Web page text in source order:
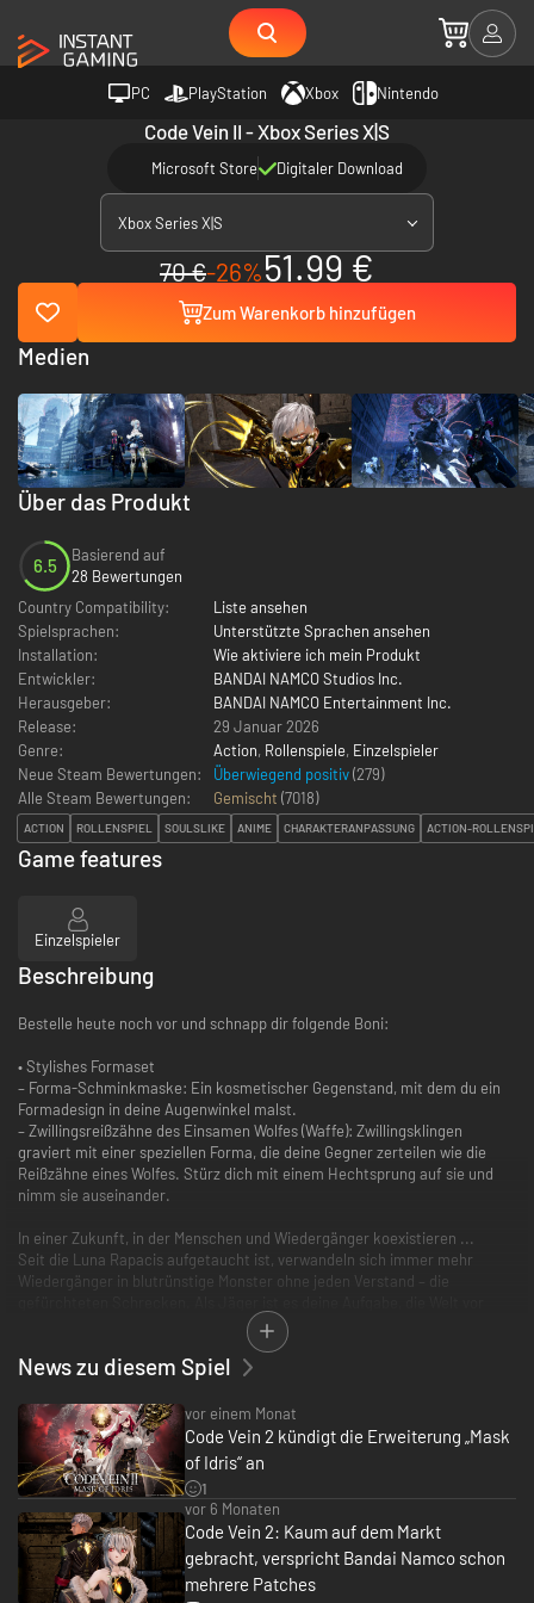
PC PlayStation Xbox Nintendo
Code Vein II - Xbox Series X|S
Microsoft Store Digitaler Download
Xbox Series X|S
70 €-26%51.99 €
Zum Warenkorb hinzufügen
Über das Produkt
6.5
Basierend auf
28 Bewertungen
Country Compatibility:
Liste ansehen
Spielsprachen:
Unterstützte Sprachen ansehen
Installation:
Wie aktiviere ich mein Produkt
Entwickler:
BANDAI NAMCO Studios Inc.
Herausgeber:
BANDAI NAMCO Entertainment Inc.
Release:
29 Januar 2026
Genre:
Action, Rollenspiele, Einzelspieler
Neue Steam Bewertungen:
Überwiegend positiv(279)
Alle Steam Bewertungen:
Gemischt (7018)
ACTION ROLLENSPIEL SOULSLIKE ANIME CHARAKTERANPASSUNG ACTION-
Medien
Game features
Einzelspieler
Beschreibung
Bestelle heute noch vor und schnapp dir folgende Boni:
• Stylishes Formaset
– Forma-Schminkmaske: Ein kosmetischer Gegenstand, mit dem du ein
Formadesign in deine Augenwinkel malst.
– Zwillingsreißzähne des Einsamen Wolfes (Waffe): Zwillingsklingen
graviert mit einer speziellen Forma, die deine Gegner zerteilen wie die
Reißzähne eines Wolfes. Stürz dich mit einem Hechtsprung auf sie und
nimm sie auseinander.
In einer Zukunft, in der Menschen und Wiedergänger koexistieren ...
Seit die Luna Rapacis aufgetaucht ist, verwandeln sich immer mehr
Wiedergänger in blutrünstige Monster ohne jeden Verstand – die
dem unausweichlich scheinenden Untergang zu retten. Deine einzige
Chance ist ein Mädchen namens Lou, das mit seinen Fähigkeiten die Zeit
manipulieren kann.
Ein episches Abenteuer erwartet dich, in dem du mit Partnern deiner
Wahl eine postapokalyptische Welt erkundest, hitzige Schlachten gegen
mächtige Gegner schlägst und eine fesselnde Geschichte aufdeckst, die
sogar die Grenzen der Zeit überschreitet.
• Eine Reise durch die Zeit
Deine Suche nach Hinweisen, wie sich der drohende Weltuntergang
vielleicht noch aufhalten lässt, führt dich sowohl durch die Gegenwart als
auch durch die Vergangenheit. Ändere das Schicksal wichtiger
News zu diesem Spiel
vor einem Monat
Code Vein 2 kündigt die Erweiterung „Mask
of Idris“ an
1
vor 6 Monaten
Code Vein 2: Kaum auf dem Markt
gebracht, verspricht Bandai Namco schon
mehrere Patches